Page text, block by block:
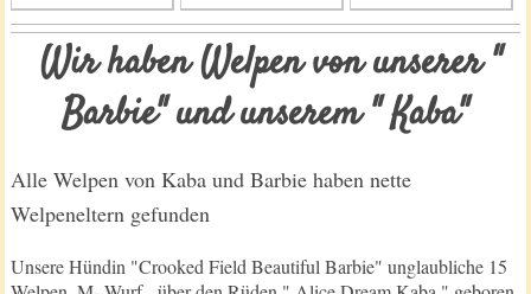
Wir haben Welpen von unserer "
Barbie" und unserem " Kaba"
Alle Welpen von Kaba und Barbie haben nette
Welpeneltern gefunden
Unsere Hündin "Crooked Field Beautiful Barbie" unglaubliche 15